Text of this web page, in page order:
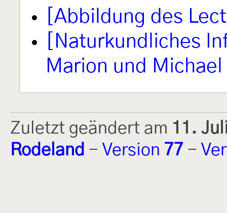
[Abbildung des
[Naturkundliches
Marion und
Zuletzt geändert am 11.
Rodeland - Version 77 -